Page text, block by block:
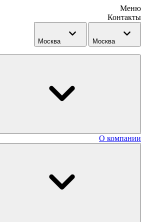
Меню
Контакты
Москва Москва
О компании